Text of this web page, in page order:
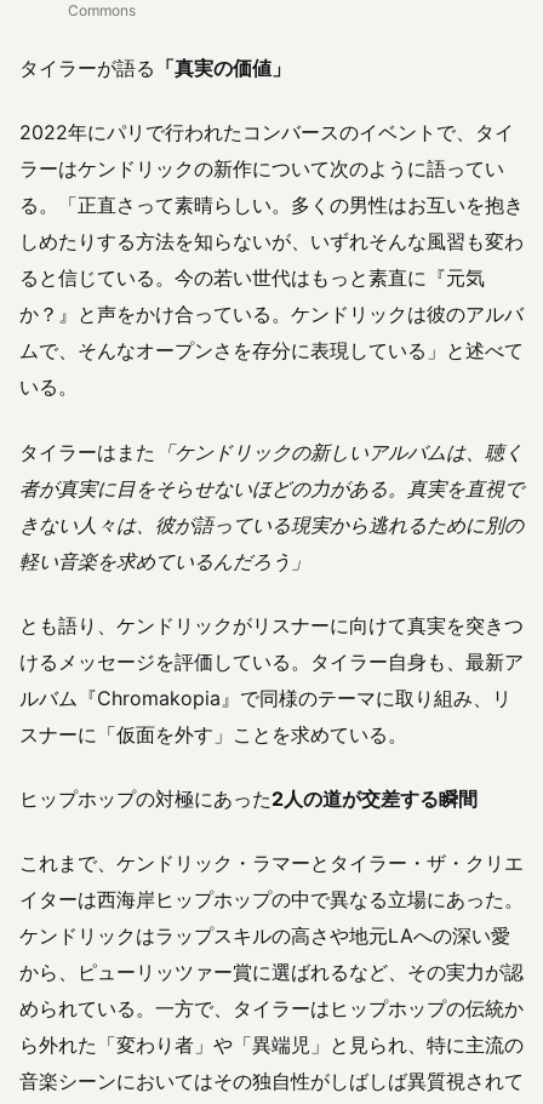
Commons
タイラーが語る 「真実の価値」
2022年にパリで行われたコンバースのイベントで、タイ
ラーはケンドリックの新作について次のように語ってい
る。「正直さって素晴らしい。多くの男性はお互いを抱き
しめたりする方法を知らないが、いずれそんな風習も変わ
ると信じている。今の若い世代はもっと素直に『元気
か？』と声をかけ合っている。ケンドリックは彼のアルバ
ムで、そんなオープンさを存分に表現している」と述べて
いる。
タイラーはまた 「ケンドリックの新しいアルバムは、聴く
者が真実に目をそらせないほどの力がある。真実を直視で
きない人々は、彼が語っている現実から逃れるために別の
軽い音楽を求めているんだろう」
とも語り、ケンドリックがリスナーに向けて真実を突きつ
けるメッセージを評価している。タイラー自身も、最新ア
ルバム『Chromakopia』で同様のテーマに取り組み、リ
スナーに「仮面を外す」ことを求めている。
ヒップホップの対極にあった2人の道が交差する瞬間
これまで、ケンドリック・ラマーとタイラー・ザ・クリエ
イターは西海岸ヒップホップの中で異なる立場にあった。
ケンドリックはラップスキルの高さや地元LAへの深い愛
から、ピューリッツァー賞に選ばれるなど、その実力が認
められている。一方で、タイラーはヒップホップの伝統か
ら外れた「変わり者」や「異端児」と見られ、特に主流の
音楽シーンにおいてはその独自性がしばしば異質視されて